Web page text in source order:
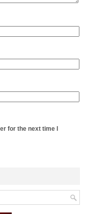
for the next time I